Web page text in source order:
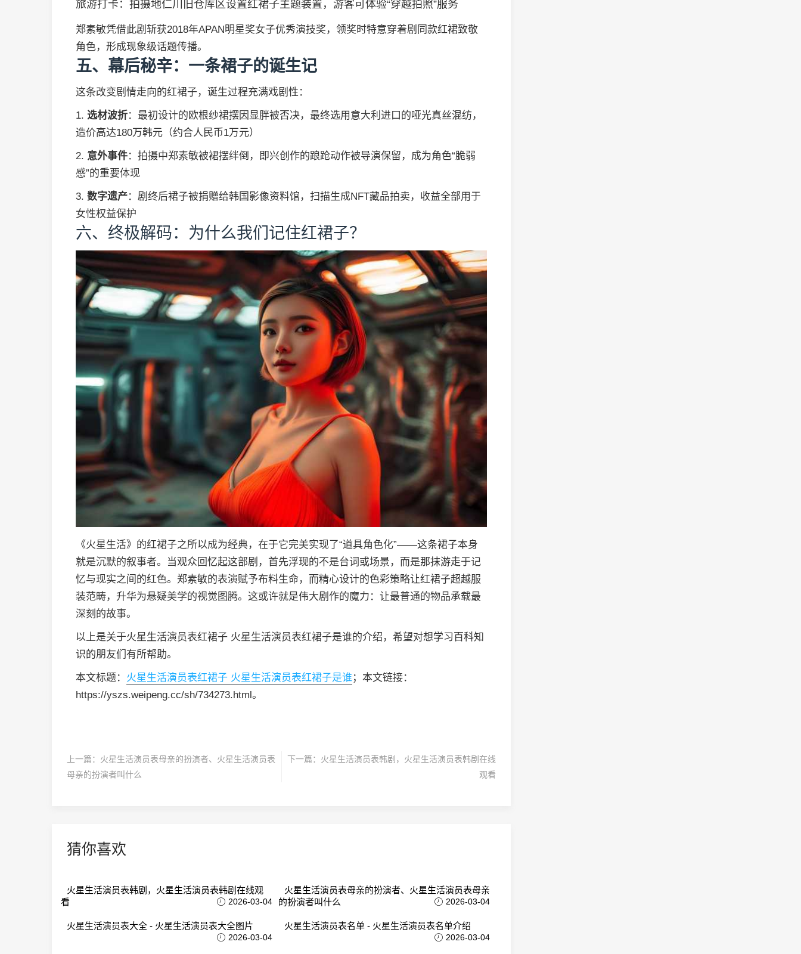
旅游打卡：拍摄地仁川旧仓库区设置红裙子主题装置，游客可体验“穿越拍照”服务
郑素敏凭借此剧斩获2018年APAN明星奖女子优秀演技奖，领奖时特意穿着剧同款红裙致敬
角色，形成现象级话题传播。
五、幕后秘辛：一条裙子的诞生记
这条改变剧情走向的红裙子，诞生过程充满戏剧性：
1. 选材波折：最初设计的欧根纱裙摆因显胖被否决，最终选用意大利进口的哑光真丝混纺，
造价高达180万韩元（约合人民币1万元）
2. 意外事件：拍摄中郑素敏被裙摆绊倒，即兴创作的踉跄动作被导演保留，成为角色“脆弱
感”的重要体现
3. 数字遗产：剧终后裙子被捐赠给韩国影像资料馆，扫描生成NFT藏品拍卖，收益全部用于
女性权益保护
六、终极解码：为什么我们记住红裙子？
《火星生活》的红裙子之所以成为经典，在于它完美实现了“道具角色化”——这条裙子本身
就是沉默的叙事者。当观众回忆起这部剧，首先浮现的不是台词或场景，而是那抹游走于记
忆与现实之间的红色。郑素敏的表演赋予布料生命，而精心设计的色彩策略让红裙子超越服
装范畴，升华为悬疑美学的视觉图腾。这或许就是伟大剧作的魔力：让最普通的物品承载最
深刻的故事。
以上是关于火星生活演员表红裙子 火星生活演员表红裙子是谁的介绍，希望对想学习百科知
识的朋友们有所帮助。
本文标题： 火星生活演员表红裙子 火星生活演员表红裙子是谁 ；本文链接：
https://yszs.weipeng.cc/sh/734273.html。
上一篇： 火星生活演员表母亲的扮演者、火星生活演员表
母亲的扮演者叫什么
下一篇： 火星生活演员表韩剧，火星生活演员表韩剧在线
观看
猜你喜欢
火星生活演员表韩剧，火星生活演员表韩剧在线观
看
2026-03-04
火星生活演员表母亲的扮演者、火星生活演员表母亲
的扮演者叫什么
2026-03-04
火星生活演员表大全 - 火星生活演员表大全图片
2026-03-04
火星生活演员表名单 - 火星生活演员表名单介绍
2026-03-04